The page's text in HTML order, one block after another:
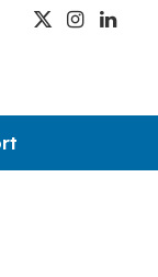
X
Instagram